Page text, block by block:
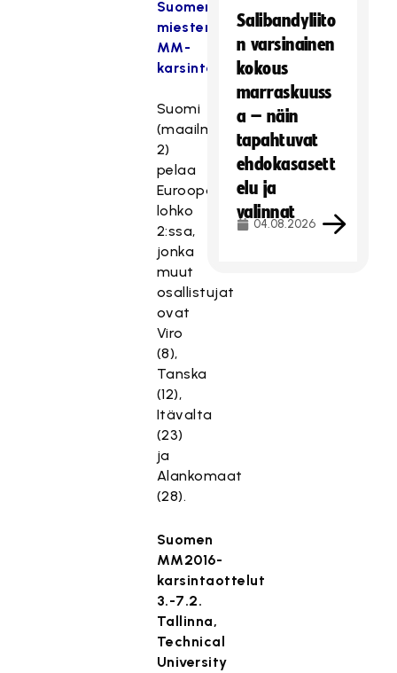
Suomen
miesten
MM-
karsintajoukkue.
Suomi
(maailmanranking
2)
pelaa
Euroopan
lohko
2:ssa,
jonka
muut
osallistujat
ovat
Viro
(8),
Tanska
(12),
Itävalta
(23)
ja
Alankomaat
(28).
Suomen
MM2016-
karsintaottelut
3.-7.2.
Tallinna,
Technical
University
Salibandyliito
n varsinainen
kokous
marraskuuss
a – näin
tapahtuvat
ehdokasasett
elu ja
valinnat
04.08.2026